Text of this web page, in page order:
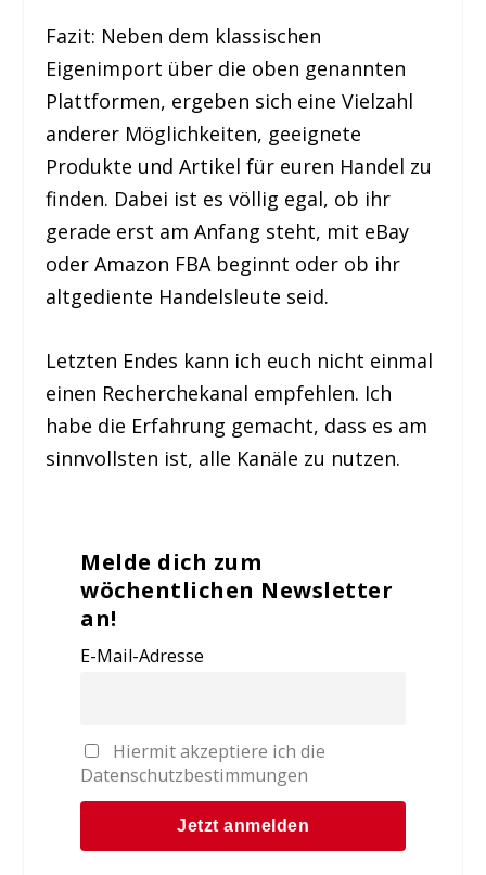
Fazit: Neben dem klassischen
Eigenimport über die oben genannten
Plattformen, ergeben sich eine Vielzahl
anderer Möglichkeiten, geeignete
Produkte und Artikel für euren Handel zu
finden. Dabei ist es völlig egal, ob ihr
gerade erst am Anfang steht, mit eBay
oder Amazon FBA beginnt oder ob ihr
altgediente Handelsleute seid.
Letzten Endes kann ich euch nicht einmal
einen Recherchekanal empfehlen. Ich
habe die Erfahrung gemacht, dass es am
sinnvollsten ist, alle Kanäle zu nutzen.
Melde dich zum
wöchentlichen Newsletter
an!
E-Mail-Adresse
Hiermit akzeptiere ich die
Datenschutzbestimmungen